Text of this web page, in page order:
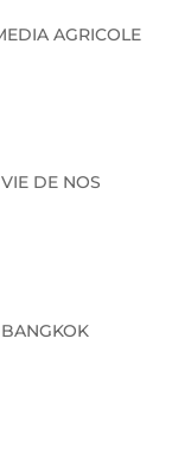
AGRICOLE
DE NOS